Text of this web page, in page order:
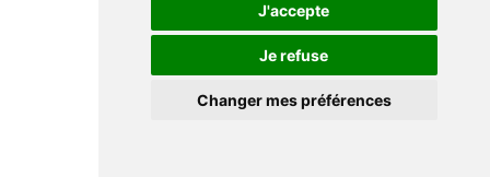
J'accepte
Je refuse
Changer mes préférences